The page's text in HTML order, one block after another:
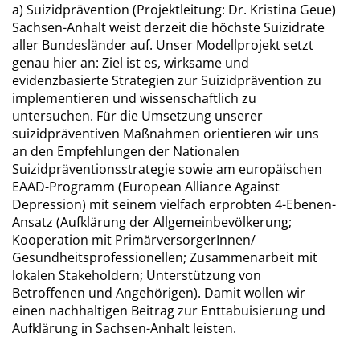
a) Suizidprävention (Projektleitung: Dr. Kristina Geue)
Sachsen-Anhalt weist derzeit die höchste Suizidrate
aller Bundesländer auf. Unser Modellprojekt setzt
genau hier an: Ziel ist es, wirksame und
evidenzbasierte Strategien zur Suizidprävention zu
implementieren und wissenschaftlich zu
untersuchen. Für die Umsetzung unserer
suizidpräventiven Maßnahmen orientieren wir uns
an den Empfehlungen der Nationalen
Suizidpräventionsstrategie sowie am europäischen
EAAD-Programm (European Alliance Against
Depression) mit seinem vielfach erprobten 4-Ebenen-
Ansatz (Aufklärung der Allgemeinbevölkerung;
Kooperation mit PrimärversorgerInnen/
Gesundheitsprofessionellen; Zusammenarbeit mit
lokalen Stakeholdern; Unterstützung von
Betroffenen und Angehörigen). Damit wollen wir
einen nachhaltigen Beitrag zur Enttabuisierung und
Aufklärung in Sachsen-Anhalt leisten.